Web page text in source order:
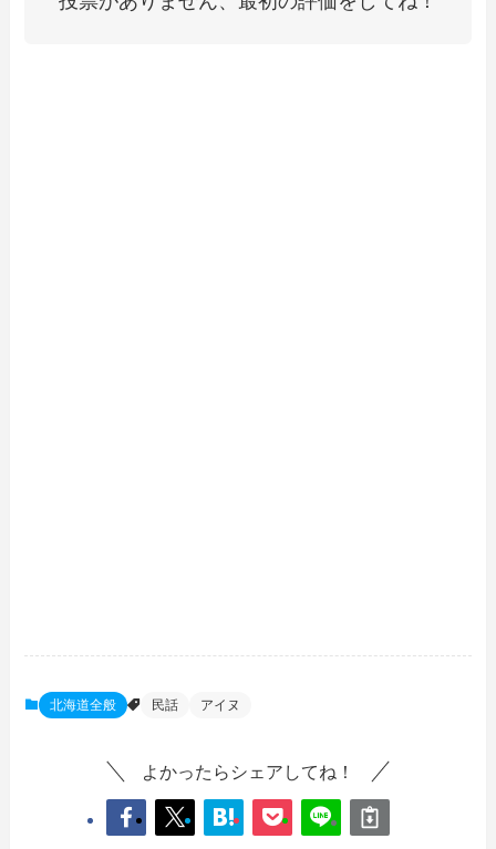
北海道全般 民話 アイヌ
よかったらシェアしてね！